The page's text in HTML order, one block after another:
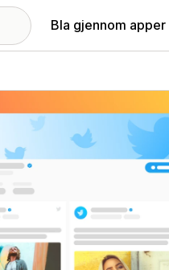
Bla gjennom apper